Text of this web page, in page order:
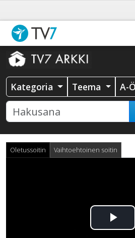
Kategoria Teema A-
Oletussoitin Vaihtoehtoinen soitin